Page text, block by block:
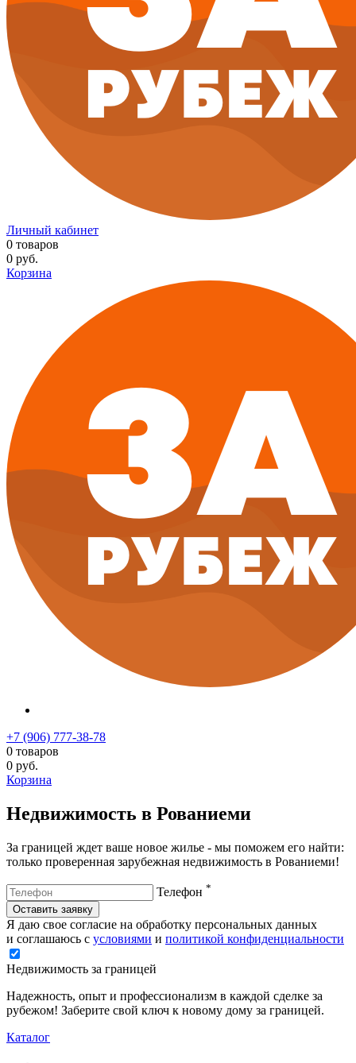
Личный кабинет
0 товаров
0 руб.
Корзина
+7 (906) 777-38-78
0 товаров
0 руб.
Корзина
Недвижимость в Рованиеми
За границей ждет ваше новое жилье - мы поможем его найти:
только проверенная зарубежная недвижимость в Рованиеми!
Телефон *
Оставить заявку
Я даю свое согласие на обработку персональных данных
и соглашаюсь с условиями и политикой конфиденциальности
Недвижимость за границей
Надежность, опыт и профессионализм в каждой сделке за
рубежом! Заберите свой ключ к новому дому за границей.
Каталог